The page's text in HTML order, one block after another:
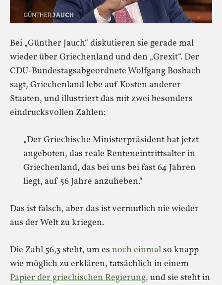
Bei „Günther Jauch“ diskutieren sie gerade mal
wieder über Griechenland und den „Grexit“. Der
CDU-Bundestagsabgeordnete Wolfgang Bosbach
sagt, Griechenland lebe auf Kosten anderer
Staaten, und illustriert das mit zwei besonders
eindrucksvollen Zahlen:
„Der Griechische Ministerpräsident hat jetzt
angeboten, das reale Renteneintrittsalter in
Griechenland, das bei uns bei fast 64 Jahren
liegt, auf 56 Jahre anzuheben.“
Das ist falsch, aber das ist vermutlich nie wieder
aus der Welt zu kriegen.
Die Zahl 56,3 steht, um es noch einmalso knapp
wie möglich zu erklären, tatsächlich in einem
Papier der griechischen Regierung, und sie steht in